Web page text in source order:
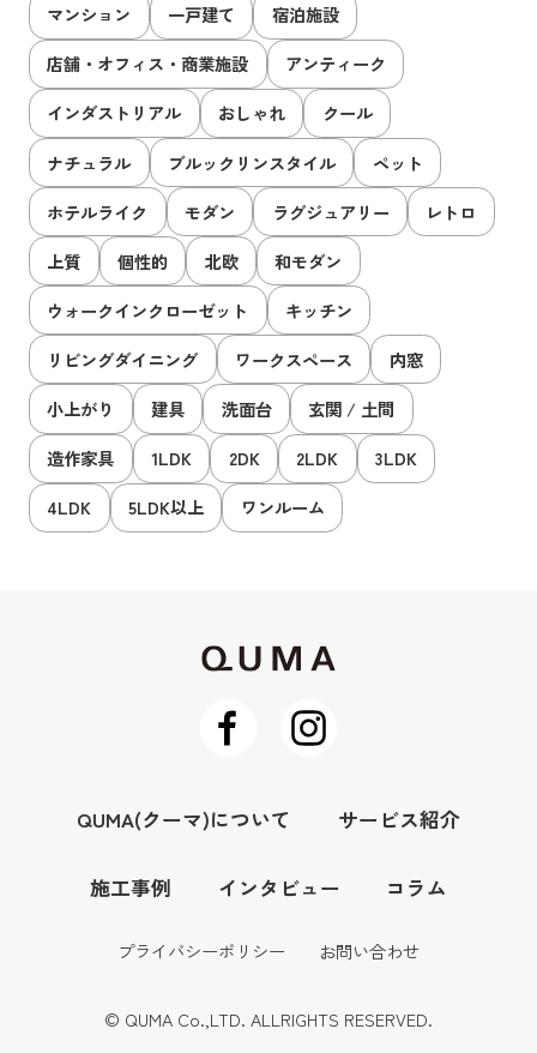
マンション 一戸建て
宿泊施設
店舗・オフィス・商業施設
アンティーク
インダストリアル
おしゃれ
クール
ナチュラル
ブルックリンスタイル
ペット
ホテルライク
モダン ラグジュアリー
レトロ
上質
個性的 北欧
和モダン
ウォークインクローゼット
キッチン
リビングダイニング
ワークスペース
内窓
小上がり
建具 洗面台
玄関 / 土間
造作家具
1LDK 2DK 2LDK
3LDK
4LDK
5LDK以上 ワンルーム
QUMA(クーマ)について サービス紹介
施工事例 インタビュー コラム
プライバシーポリシー お問い合わせ
© QUMA Co.,LTD. ALLRIGHTS RESERVED.